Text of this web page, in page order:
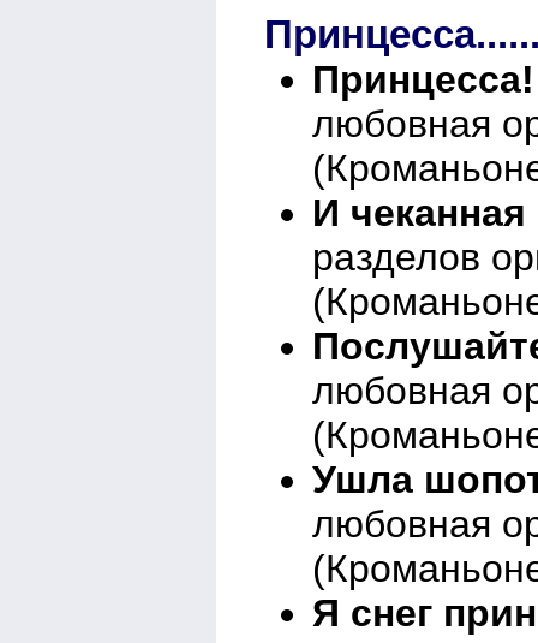
любовная
И
разделов
любовная
Ушла
любовная
Я снег